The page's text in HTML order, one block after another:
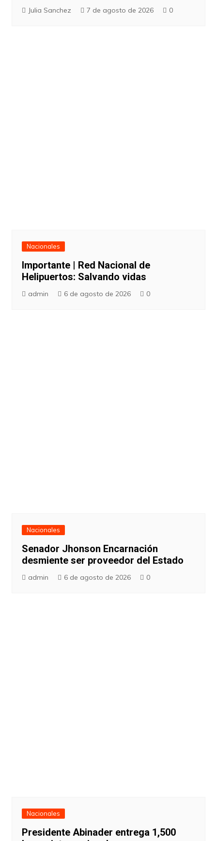
Julia Sanchez 7 de agosto de 2026 0
Nacionales
Importante | Red Nacional de
Helipuertos: Salvando vidas
admin 6 de agosto de 2026 0
Nacionales
Senador Jhonson Encarnación
desmiente ser proveedor del Estado
admin 6 de agosto de 2026 0
Nacionales
Presidente Abinader entrega 1,500